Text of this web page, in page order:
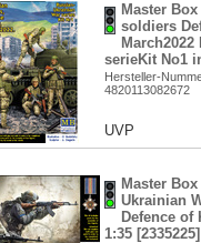
Master
soldiers
serieKit No1
Hersteller-
4820113082672
UVP
Master
Ukrainian
Defence of
1:35 [2335225]